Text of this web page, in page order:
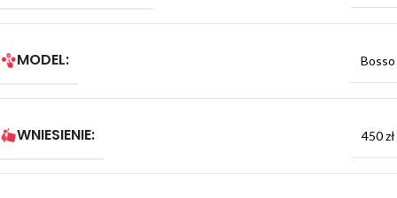
MODEL: Bosso
WNIESIENIE: 450 zł